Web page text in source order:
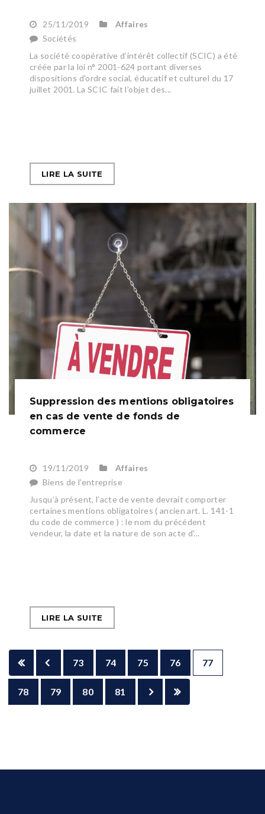
25/11/2019
Affaires
Sociétés
La société coopérative d’intérêt collectif (SCIC) a été
créée par la loi n° 2001-624 portant diverses
dispositions d'ordre social, éducatif et culturel du 17
juillet 2001. La SCIC fait l’objet des...
LIRE LA SUITE
Suppression des mentions obligatoires
en cas de vente de fonds de
commerce
19/11/2019
Affaires
Biens de l’entreprise
Jusqu’à présent, l’acte de vente devrait comporter
certaines mentions obligatoires ( ancien art. L. 141-1
du code de commerce ) : le nom du précédent
vendeur, la date et la nature de son acte d'...
LIRE LA SUITE
73 74 75 76 77
78 79 80 81